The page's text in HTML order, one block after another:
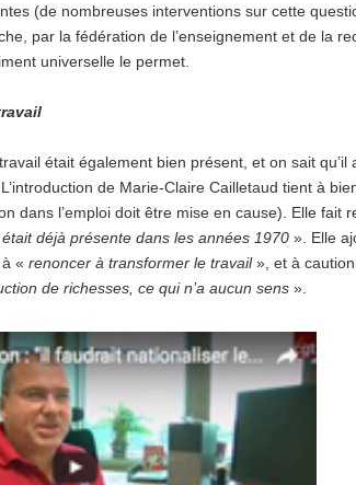
(de nombreuses interventions sur cette
par la fédération de l’enseignement et de la
universelle le permet.
était également bien présent, et on sait qu’il
de Marie-Claire Cailletaud tient à
dans l’emploi doit être mise en cause). Elle fait
déjà présente dans les années 1970 ». Elle
« renoncer à transformer le travail», et à
de richesses, ce qui n’a aucun sens ».